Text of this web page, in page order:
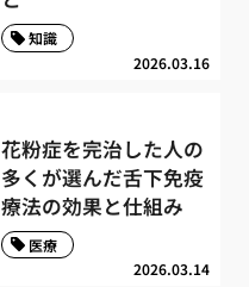
2026.03.16
知識
花粉症を完治した人の
多くが選んだ舌下免疫
療法の効果と仕組み
2026.03.14
医療